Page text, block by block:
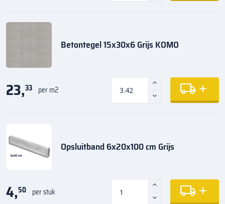
Betontegel 15x30x6 Grijs KOMO
23,33 per m2
Opsluitband 6x20x100 cm Grijs
4,50 per stuk